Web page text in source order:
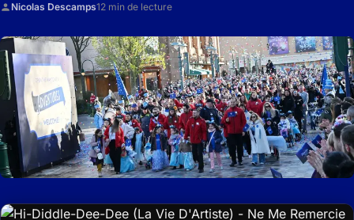
Nicolas Descamps12 min de lecture